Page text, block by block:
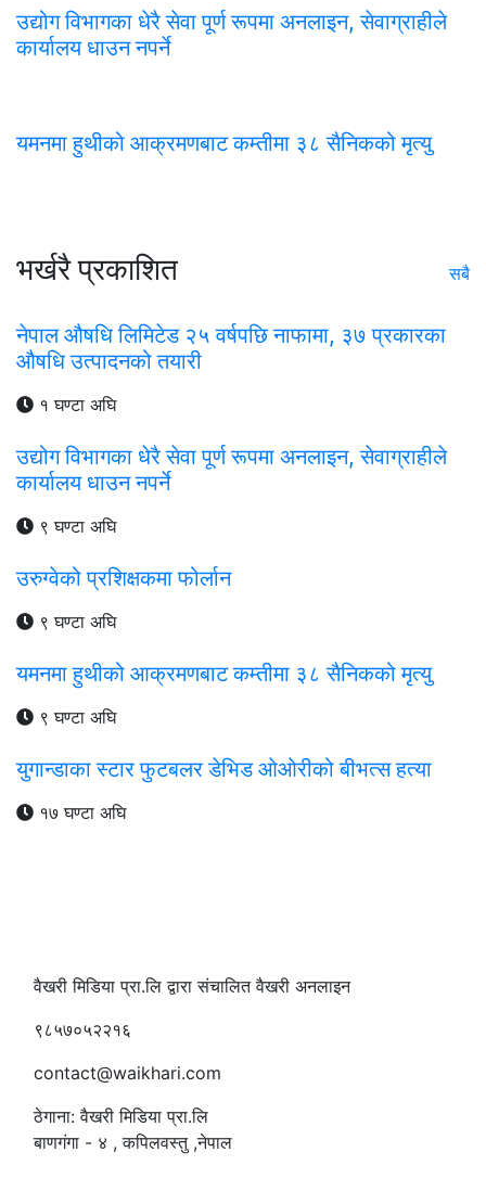
उद्योग विभागका धेरै सेवा पूर्ण रूपमा अनलाइन, सेवाग्राहीले
कार्यालय धाउन नपर्ने
यमनमा हुथीको आक्रमणबाट कम्तीमा ३८ सैनिकको मृत्यु
भर्खरै प्रकाशित सबै
नेपाल औषधि लिमिटेड २५ वर्षपछि नाफामा, ३७ प्रकारका
औषधि उत्पादनको तयारी
१ घण्टा अघि
उद्योग विभागका धेरै सेवा पूर्ण रूपमा अनलाइन, सेवाग्राहीले
कार्यालय धाउन नपर्ने
९ घण्टा अघि
उरुग्वेको प्रशिक्षकमा फोर्लान
९ घण्टा अघि
यमनमा हुथीको आक्रमणबाट कम्तीमा ३८ सैनिकको मृत्यु
९ घण्टा अघि
युगान्डाका स्टार फुटबलर डेभिड ओओरीको बीभत्स हत्या
१७ घण्टा अघि
वैखरी मिडिया प्रा.लि द्वारा संचालित वैखरी अनलाइन
९८५७०५२२१६
contact@waikhari.com
ठेगाना: वैखरी मिडिया प्रा.लि
बाणगंगा - ४ , कपिलवस्तु ,नेपाल